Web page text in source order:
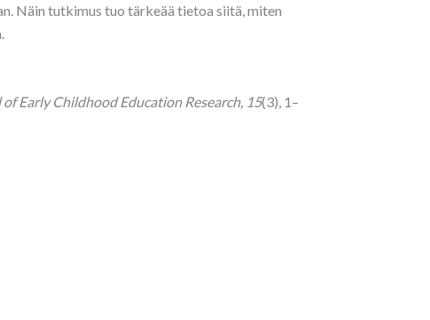
Näin tutkimus tuo tärkeää tietoa siitä, miten
Early Childhood Education Research, 15(3), 1–